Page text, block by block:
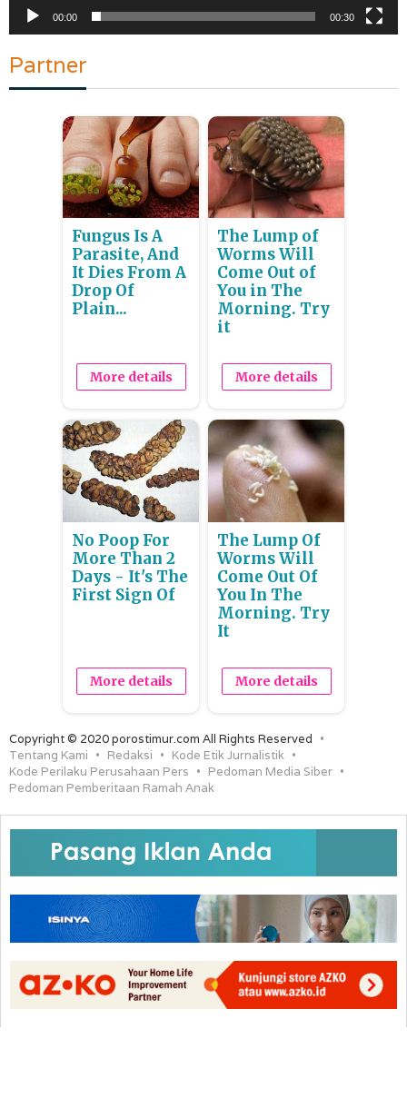
00:00 00:30
Partner
Fungus Is A
Parasite, And
It Dies From A
Drop Of
Plain...
More details
The Lump of
Worms Will
Come Out of
You in The
Morning. Try
it
More details
No Poop For
More Than 2
Days - It's The
First Sign Of
More details
The Lump Of
Worms Will
Come Out Of
You In The
Morning. Try
It
More details
Copyright © 2020 porostimur.com All Rights Reserved
Tentang Kami
Redaksi
Kode Etik Jurnalistik
Kode Perilaku Perusahaan Pers
Pedoman Media Siber
Pedoman Pemberitaan Ramah Anak